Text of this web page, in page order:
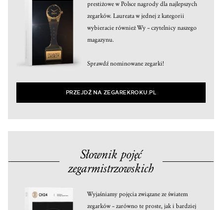
prestiżowe w Polsce nagrody dla najlepszych
zegarków. Laureata w jednej z kategorii
wybieracie również Wy – czytelnicy naszego
magazynu.
Sprawdź nominowane zegarki!
PRZEJDŹ NA ZEGAREKROKU.PL
Słownik pojęć
zegarmistrzowskich
Wyjaśniamy pojęcia związane ze światem
zegarków – zarówno te proste, jak i bardziej